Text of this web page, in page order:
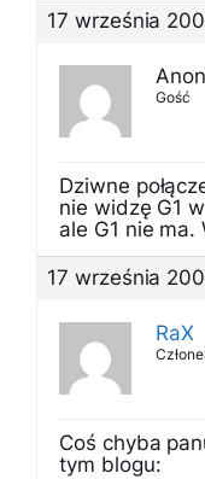
17 września
Gość
Dziwne
nie widzę G1
ale G1 nie ma.
17 września
RaX
Coś chyba
tym blogu: